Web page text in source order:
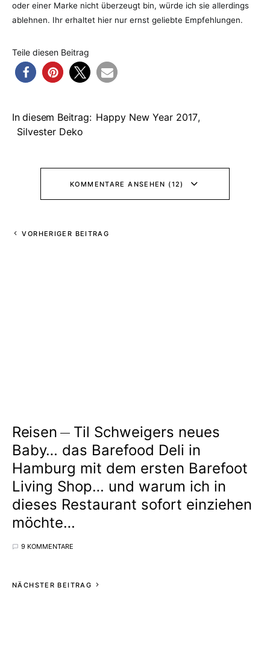
oder einer Marke nicht überzeugt bin, würde ich sie allerdings
ablehnen. Ihr erhaltet hier nur ernst geliebte Empfehlungen.
Teile diesen Beitrag
In diesem Beitrag: Happy New Year 2017,
Silvester Deko
KOMMENTARE ANSEHEN (12)
VORHERIGER BEITRAG
Reisen
Til Schweigers neues
Baby… das Barefood Deli in
Hamburg mit dem ersten Barefoot
Living Shop… und warum ich in
dieses Restaurant sofort einziehen
möchte…
9 KOMMENTARE
NÄCHSTER BEITRAG